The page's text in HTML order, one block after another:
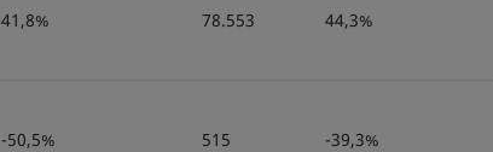
41,8% 78.553 44,3%
-50,5% 515 -39,3%